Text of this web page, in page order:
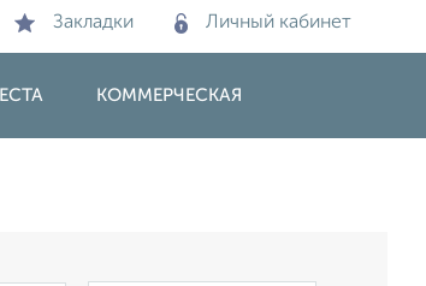
Закладки Личный кабинет
КОММЕРЧЕСКАЯ